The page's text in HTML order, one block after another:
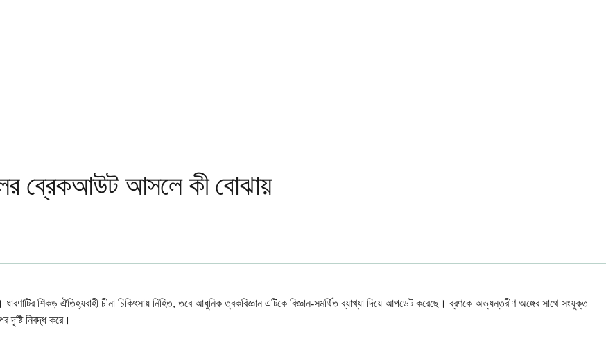
ব্রেকআউট আসলে কী বোঝায়
শিকড় ঐতিহ্যবাহী চীনা চিকিৎসায় নিহিত, তবে আধুনিক ত্বকবিজ্ঞান এটিকে বিজ্ঞান-সমর্থিত ব্যাখ্যা দিয়ে আপডেট করেছে। ব্রণকে অভ্যন্তরীণ অঙ্গের সাথে সংযুক্ত
দৃষ্টি নিবদ্ধ করে।